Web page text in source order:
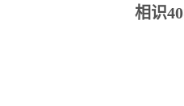
相识40